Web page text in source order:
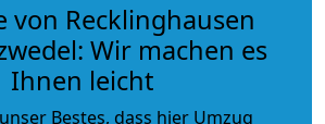
von Recklinghausen
Wir machen es
Ihnen leicht
Bestes, dass hier Umzug